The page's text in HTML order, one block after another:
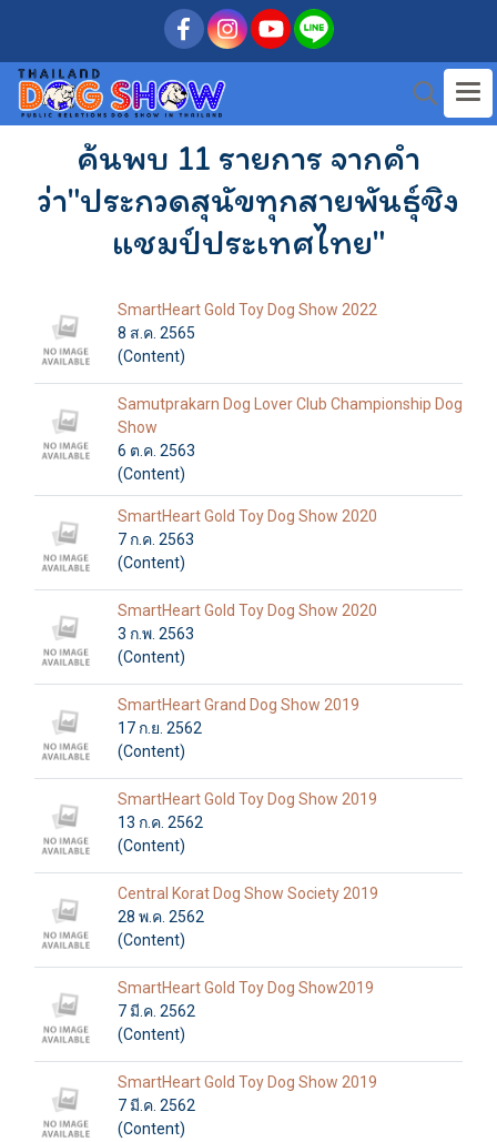
ค้นพบ 11 รายการ จากคำ
ว่า"ประกวดสุนัขทุกสายพันธุ์ชิง
แชมป์ประเทศไทย"
SmartHeart Gold Toy Dog Show 2022
8 ส.ค. 2565
(Content)
Samutprakarn Dog Lover Club Championship Dog
Show
6 ต.ค. 2563
(Content)
SmartHeart Gold Toy Dog Show 2020
7 ก.ค. 2563
(Content)
SmartHeart Gold Toy Dog Show 2020
3 ก.พ. 2563
(Content)
SmartHeart Grand Dog Show 2019
17 ก.ย. 2562
(Content)
SmartHeart Gold Toy Dog Show 2019
13 ก.ค. 2562
(Content)
Central Korat Dog Show Society 2019
28 พ.ค. 2562
(Content)
SmartHeart Gold Toy Dog Show2019
7 มี.ค. 2562
(Content)
SmartHeart Gold Toy Dog Show 2019
7 มี.ค. 2562
(Content)